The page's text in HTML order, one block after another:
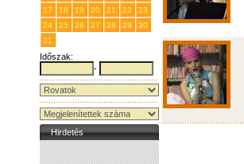
17
18 19 20 21 22
23
24
25 26 27 28 29
30
31
Időszak:
-
Hirdetés